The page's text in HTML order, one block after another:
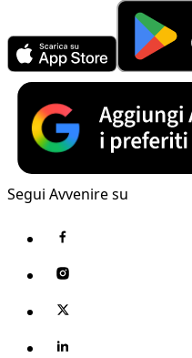
Segui Avvenire su